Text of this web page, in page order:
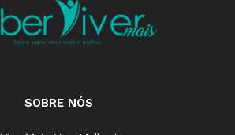
SOBRE NÓS